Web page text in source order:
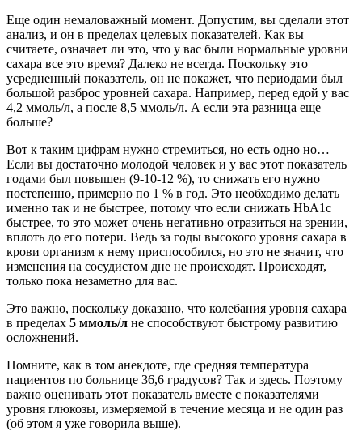
Еще один немаловажный момент. Допустим, вы сделали этот
анализ, и он в пределах целевых показателей. Как вы
считаете, означает ли это, что у вас были нормальные уровни
сахара все это время? Далеко не всегда. Поскольку это
усредненный показатель, он не покажет, что периодами был
большой разброс уровней сахара. Например, перед едой у вас
4,2 ммоль/л, а после 8,5 ммоль/л. А если эта разница еще
больше?
Вот к таким цифрам нужно стремиться, но есть одно но…
Если вы достаточно молодой человек и у вас этот показатель
годами был повышен (9-10-12 %), то снижать его нужно
постепенно, примерно по 1 % в год. Это необходимо делать
именно так и не быстрее, потому что если снижать HbA1c
быстрее, то это может очень негативно отразиться на зрении,
вплоть до его потери. Ведь за годы высокого уровня сахара в
крови организм к нему приспособился, но это не значит, что
изменения на сосудистом дне не происходят. Происходят,
только пока незаметно для вас.
Это важно, поскольку доказано, что колебания уровня сахара
в пределах 5 ммоль/л не способствуют быстрому развитию
осложнений.
Помните, как в том анекдоте, где средняя температура
пациентов по больнице 36,6 градусов? Так и здесь. Поэтому
важно оценивать этот показатель вместе с показателями
уровня глюкозы, измеряемой в течение месяца и не один раз
(об этом я уже говорила выше).